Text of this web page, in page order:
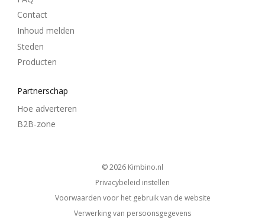
Contact
Inhoud melden
Steden
Producten
Partnerschap
Hoe adverteren
B2B-zone
© 2026
kimbino.nl
Privacybeleid instellen
Voorwaarden voor het gebruik van de website
Verwerking van persoonsgegevens